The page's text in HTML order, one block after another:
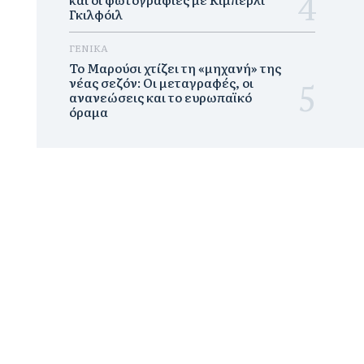
Γκιλφόιλ
ΓΕΝΙΚΑ
Το Μαρούσι χτίζει τη «μηχανή» της
νέας σεζόν: Οι μεταγραφές, οι
ανανεώσεις και το ευρωπαϊκό
όραμα